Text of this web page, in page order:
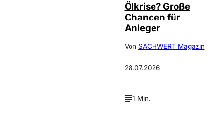
Ölkrise? Große
Chancen für
Anleger
Von SACHWERT Magazin
28.07.2026
1 Min.